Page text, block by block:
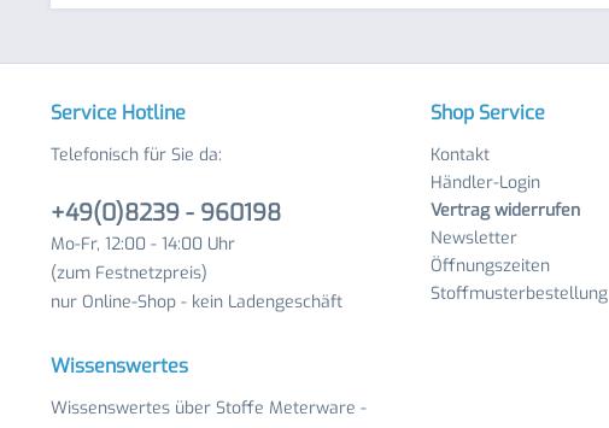
Service Hotline
Telefonisch für Sie da:
+49(0)8239 - 960198
Mo-Fr, 12:00 - 14:00 Uhr
(zum Festnetzpreis)
nur Online-Shop - kein Ladengeschäft
Wissenswertes
Wissenswertes über Stoffe Meterware -
Shop Service
Kontakt
Händler-Login
Vertrag widerrufen
Newsletter
Öffnungszeiten
Stoffmusterbestellung